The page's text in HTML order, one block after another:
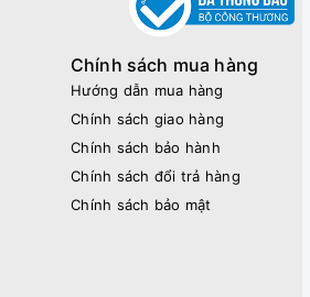
Chính sách mua hàng
Hướng dẫn mua hàng
Chính sách giao hàng
Chính sách bảo hành
Chính sách đổi trả hàng
Chính sách bảo mật